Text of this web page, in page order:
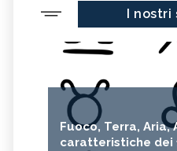
I nostri
Fuoco, Terra, Aria,
caratteristiche dei